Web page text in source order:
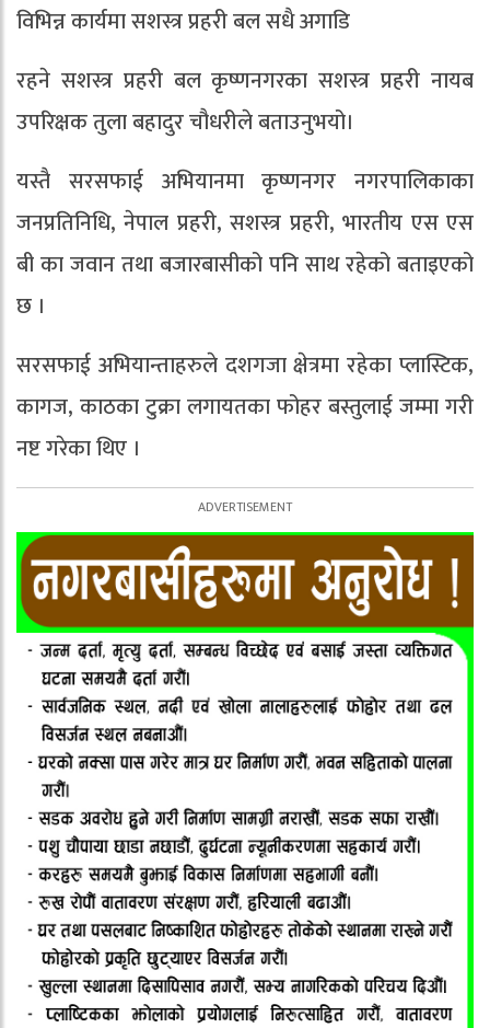
विभिन्न कार्यमा सशस्त्र प्रहरी बल सधै अगाडि
रहने सशस्त्र प्रहरी बल कृष्णनगरका सशस्त्र प्रहरी नायब
उपरिक्षक तुला बहादुर चौधरीले बताउनुभयो।
यस्तै सरसफाई अभियानमा कृष्णनगर नगरपालिकाका
जनप्रतिनिधि, नेपाल प्रहरी, सशस्त्र प्रहरी, भारतीय एस एस
बी का जवान तथा बजारबासीको पनि साथ रहेको बताइएको
छ ।
सरसफाई अभियान्ताहरुले दशगजा क्षेत्रमा रहेका प्लास्टिक,
कागज, काठका टुक्रा लगायतका फोहर बस्तुलाई जम्मा गरी
नष्ट गरेका थिए ।